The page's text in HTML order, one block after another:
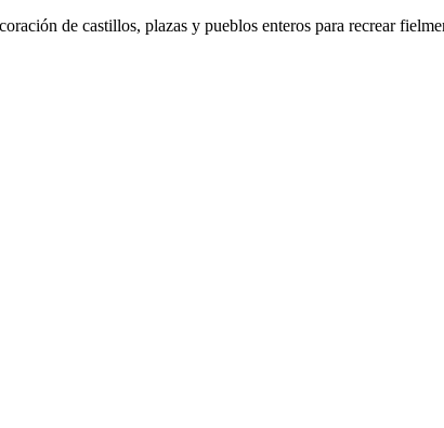
de castillos, plazas y pueblos enteros para recrear